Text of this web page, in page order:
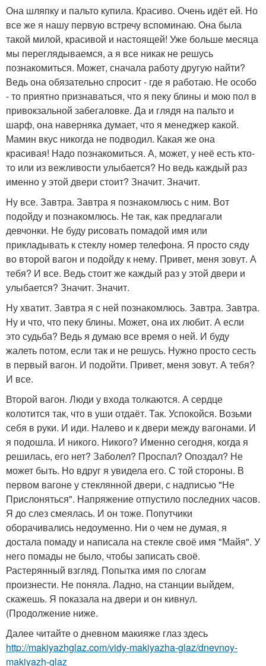
Она шляпку и пальто купила. Красиво. Очень идёт ей. Но
все же я нашу первую встречу вспоминаю. Она была
такой милой, красивой и настоящей! Уже больше месяца
мы переглядываемся, а я все никак не решусь
познакомиться. Может, сначала работу другую найти?
Ведь она обязательно спросит - где я работаю. Не особо
- то приятно признаваться, что я пеку блины и мою пол в
привокзальной забегаловке. Да и глядя на пальто и
шарф, она наверняка думает, что я менеджер какой.
Мамин вкус никогда не подводил. Какая же она
красивая! Надо познакомиться. А, может, у неё есть кто-
то или из вежливости улыбается? Но ведь каждый раз
именно у этой двери стоит? Значит. Значит.
Ну все. Завтра. Завтра я познакомлюсь с ним. Вот
подойду и познакомлюсь. Не так, как предлагали
девчонки. Не буду рисовать помадой имя или
прикладывать к стеклу номер телефона. Я просто сяду
во второй вагон и подойду к нему. Привет, меня зовут. А
тебя? И все. Ведь стоит же каждый раз у этой двери и
улыбается? Значит. Значит.
Ну хватит. Завтра я с ней познакомлюсь. Завтра. Завтра.
Ну и что, что пеку блины. Может, она их любит. А если
это судьба? Ведь я думаю все время о ней. И буду
жалеть потом, если так и не решусь. Нужно просто сесть
в первый вагон. И подойти. Привет, меня зовут. А тебя?
И все.
Второй вагон. Люди у входа толкаются. А сердце
колотится так, что в уши отдаёт. Так. Успокойся. Возьми
себя в руки. И иди. Налево и к двери между вагонами. И
я подошла. И никого. Никого? Именно сегодня, когда я
решилась, его нет? Заболел? Проспал? Опоздал? Не
может быть. Но вдруг я увидела его. С той стороны. В
первом вагоне у стеклянной двери, с надписью "Не
Прислоняться". Напряжение отпустило последних часов.
Я до слез смеялась. И он тоже. Попутчики
оборачивались недоуменно. Ни о чем не думая, я
достала помаду и написала на стекле своё имя "Майя". У
него помады не было, чтобы записать своё.
Растерянный взгляд. Попытка имя по слогам
произнести. Не поняла. Ладно, на станции выйдем,
скажешь. Я показала на двери и он кивнул.
(Продолжение ниже.
Далее читайте о дневном макияже глаз здесь
http://makiyazhglaz.com/vidy-makiyazha-glaz/dnevnoy-
makiyazh-glaz